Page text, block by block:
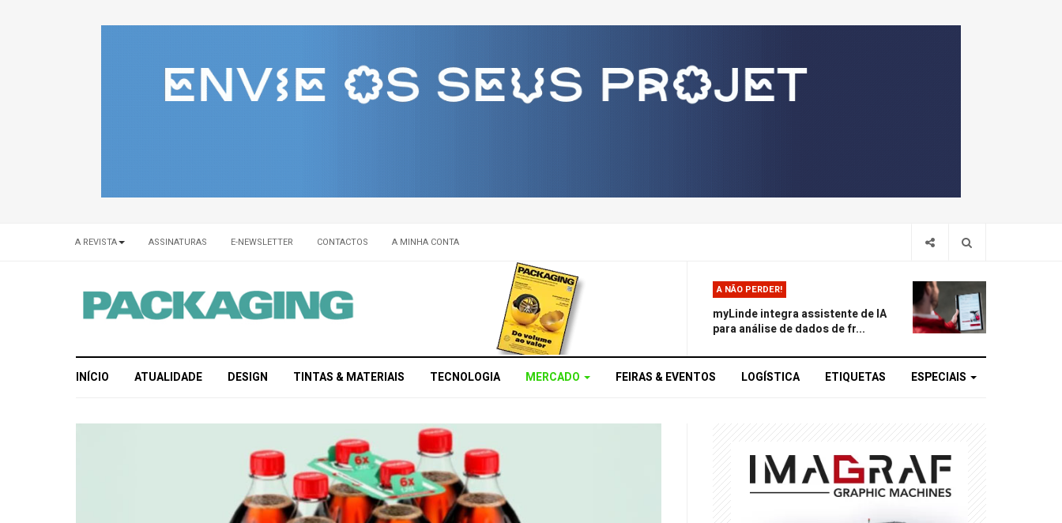
A REVISTA ASSINATURAS E-NEWSLETTER CONTACTOS A MINHA CONTA
A NÃO PERDER!
myLinde integra assistente de IA
para análise de dados de fr...
INÍCIO ATUALIDADE DESIGN TINTAS & MATERIAIS TECNOLOGIA MERCADO FEIRAS & EVENTOS LOGÍSTICA ETIQUETAS ESPECIAIS